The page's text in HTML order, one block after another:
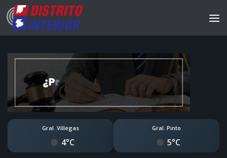
Gral. Villegas
4°C
Gral. Pinto
5°C